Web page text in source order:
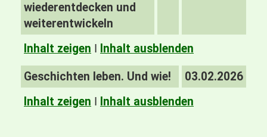
wiederentdecken und
weiterentwickeln
Inhalt zeigen I Inhalt ausblenden
Geschichten leben. Und wie!
03.02.2026
Inhalt zeigen I Inhalt ausblenden